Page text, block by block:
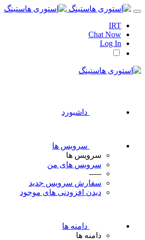
IRT
Chat Now
Log In
داشبورد
سرویس ها
سرویس ها
سرویس های من
-----
سفارش سرویس جدید
دیدن افزودنی های موجود
دامنه ها
دامنه ها